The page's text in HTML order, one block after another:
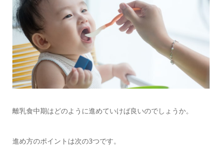
離乳食中期はどのように進めていけば良いのでしょうか。
進め方のポイントは次の3つです。